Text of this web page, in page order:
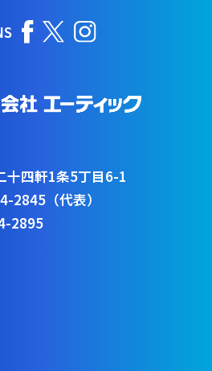
十四軒1条5丁目6-1
2845（代表）
2895